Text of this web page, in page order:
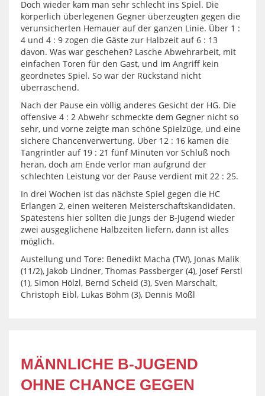
Doch wieder kam man sehr schlecht ins Spiel. Die
körperlich überlegenen Gegner überzeugten gegen die
verunsicherten Hemauer auf der ganzen Linie. Über 1 :
4 und 4 : 9 zogen die Gäste zur Halbzeit auf 6 : 13
davon. Was war geschehen? Lasche Abwehrarbeit, mit
einfachen Toren für den Gast, und im Angriff kein
geordnetes Spiel. So war der Rückstand nicht
überraschend.
Nach der Pause ein völlig anderes Gesicht der HG. Die
offensive 4 : 2 Abwehr schmeckte dem Gegner nicht so
sehr, und vorne zeigte man schöne Spielzüge, und eine
sichere Chancenverwertung. Über 12 : 16 kamen die
Tangrintler auf 19 : 21 fünf Minuten vor Schluß noch
heran, doch am Ende verlor man aufgrund der
schlechten Leistung vor der Pause verdient mit 22 : 25.
In drei Wochen ist das nächste Spiel gegen die HC
Erlangen 2, einen weiteren Meisterschaftskandidaten.
Spätestens hier sollten die Jungs der B-Jugend wieder
zwei ausgeglichene Halbzeiten liefern, dann ist alles
möglich.
Austellung und Tore: Benedikt Macha (TW), Jonas Malik
(11/2), Jakob Lindner, Thomas Passberger (4), Josef Ferstl
(1), Simon Hölzl, Bernd Scheid (3), Sven Marschalt,
Christoph Eibl, Lukas Böhm (3), Dennis Mößl
MÄNNLICHE B-JUGEND
OHNE CHANCE GEGEN